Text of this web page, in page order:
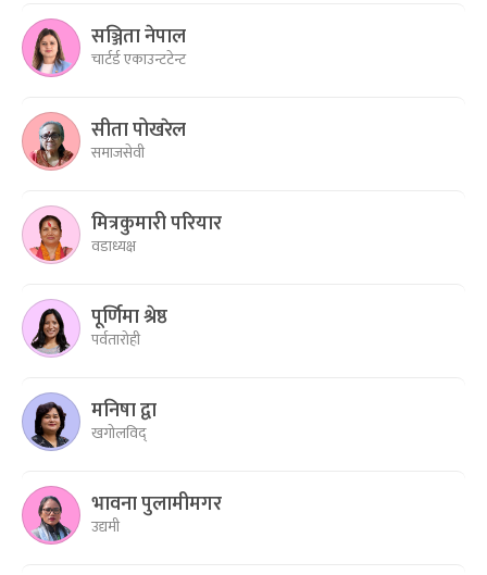
सञ्जिता नेपाल
चार्टर्ड एकाउन्टटेन्ट
सीता पोखरेल
समाजसेवी
मित्रकुमारी परियार
वडाध्यक्ष
पूर्णिमा श्रेष्ठ
पर्वतारोही
मनिषा द्वा
खगोलविद्
भावना पुलामीमगर
उद्यमी